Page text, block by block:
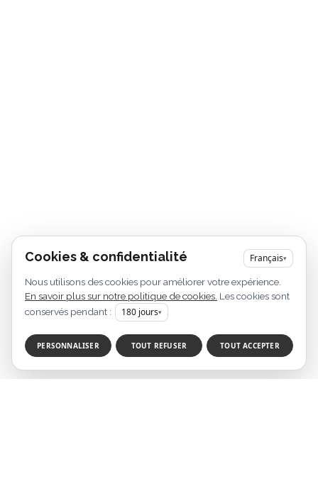
Cookies & confidentialité Français▾
Nous utilisons des cookies pour améliorer votre expérience.
En savoir plus sur notre politique de cookies. Les cookies sont
conservés pendant :
180 jours▾
PERSONNALISER TOUT REFUSER TOUT ACCEPTER